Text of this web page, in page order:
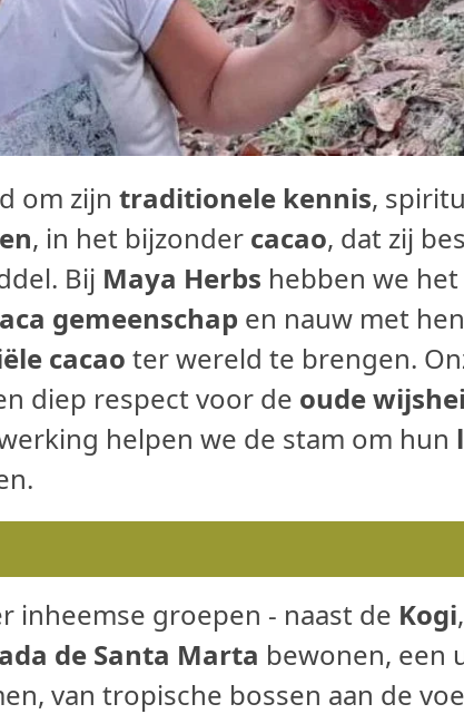
om zijntraditionele kennis,
, in het bijzonder cacao, dat zij
Bij Maya Herbs hebben we
gemeenschap en nauw met
cacao ter wereld te brengen.
diep respect voor de oude
helpen we de stam om hun
inheemse groepen - naast de Kogi
de Santa Marta bewonen, een
van tropische bossen aan de